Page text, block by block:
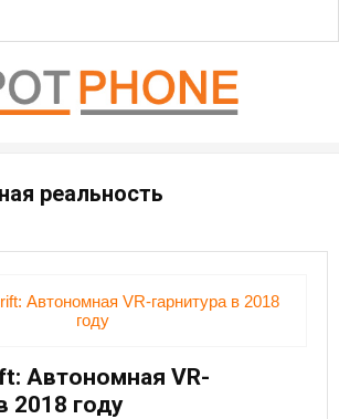
реальность
Автономная VR-
2018 году